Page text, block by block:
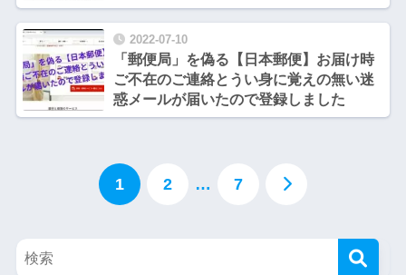
い。という迷惑メールが届いたので登録
2022-07-10
「郵便局」を偽る【日本郵便】お届け時
ご不在のご連絡とうい身に覚えの無い迷
惑メールが届いたので登録しました
1 2 … 7